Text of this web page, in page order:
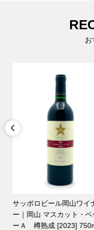
お

サッポロビール岡山ワイ
ー｜岡山 マスカット・ベ
ーＡ 樽熟成 [2023]